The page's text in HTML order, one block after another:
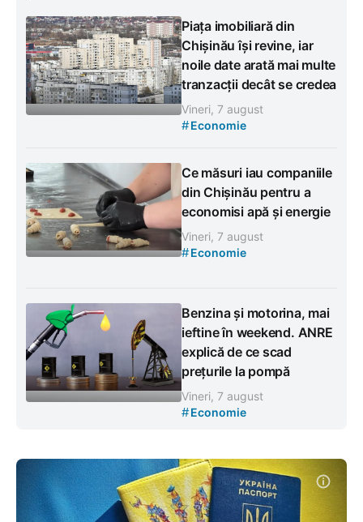
Piața imobiliară din
Chișinău își revine, iar
noile date arată mai multe
tranzacții decât se credea
Vineri, 7 august
#Economie
Ce măsuri iau companiile
din Chișinău pentru a
economisi apă și energie
Vineri, 7 august
#Economie
Benzina și motorina, mai
ieftine în weekend. ANRE
explică de ce scad
prețurile la pompă
Vineri, 7 august
#Economie